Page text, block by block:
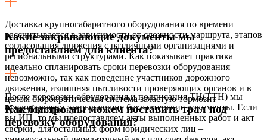
Доставка крупногабаритного оборудования по времени
рассчитывается в зависимости от сложности маршрута, этапов
согласования движения с различными организациями и
региональными структурами. Как показывает практика
идеально спланировать сроки перевозки оборудования
невозможно, так как поведение участников дорожного
движения, излишняя пытливости проверяющих органов и в
целом бюрократическая система зачастую тормозит
транспортировку.
Какие закрывающие документы мы
предоставляем для клиента?
После перевозки обрудования и подписания ТН(ТТН) мы
предоставляем закрывающие бухгалтерские документы. Если
вы ИП, то мы предоставляем акты выполненных работ и акт
сверки, для остальных форм юридических лиц –
Как быстро мы можем поставить трал под
перевозку оборудования?